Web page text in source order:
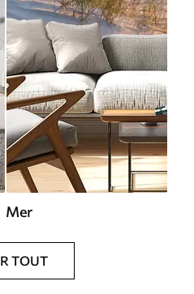
Mer
TOUT